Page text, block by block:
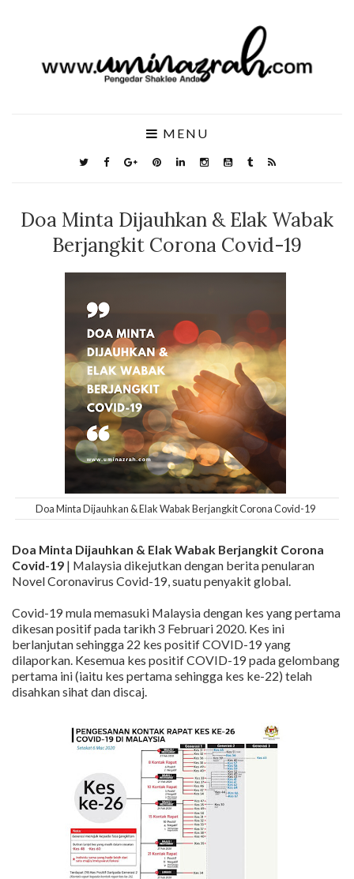
MENU
Doa Minta Dijauhkan & Elak Wabak
Berjangkit Corona Covid-19
Doa Minta Dijauhkan & Elak Wabak Berjangkit Corona Covid-19
Doa Minta Dijauhkan & Elak Wabak Berjangkit Corona
Covid-19 | Malaysia dikejutkan dengan berita penularan
Novel Coronavirus Covid-19, suatu penyakit global.
Covid-19 mula memasuki Malaysia dengan kes yang pertama
dikesan positif pada tarikh 3 Februari 2020. Kes ini
berlanjutan sehingga 22 kes positif COVID-19 yang
dilaporkan. Kesemua kes positif COVID-19 pada gelombang
pertama ini (iaitu kes pertama sehingga kes ke-22) telah
disahkan sihat dan discaj.